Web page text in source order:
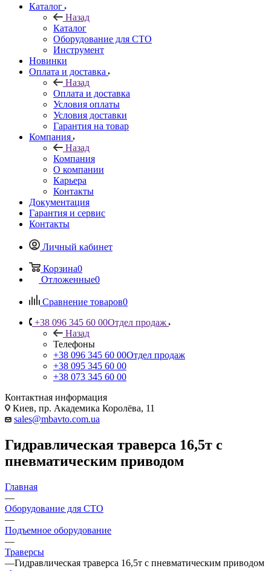
Каталог
Назад
Каталог
Оборудование для СТО
Инструмент
Новинки
Оплата и доставка
Назад
Оплата и доставка
Условия оплаты
Условия доставки
Гарантия на товар
Компания
Назад
Компания
О компании
Карьера
Контакты
Документация
Гарантия и сервис
Контакты
Личный кабинет
Корзина0
Отложенные0
Сравнение товаров0
+38 096 345 60 00Отдел продаж
Назад
Телефоны
+38 096 345 60 00Отдел продаж
+38 095 345 60 00
+38 073 345 60 00
Контактная информация
Киев, пр. Академика Королёва, 11
sales@mbavto.com.ua
Гидравлическая траверса 16,5т с
пневматическим приводом
Главная
—
Оборудование для СТО
—
Подъемное оборудование
—
Траверсы
—Гидравлическая траверса 16,5т с пневматическим приводом